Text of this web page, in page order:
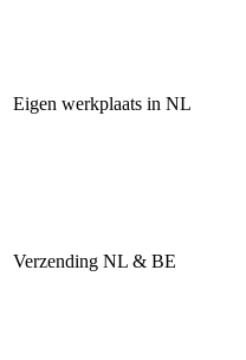
Eigen werkplaats in NL
Verzending NL & BE